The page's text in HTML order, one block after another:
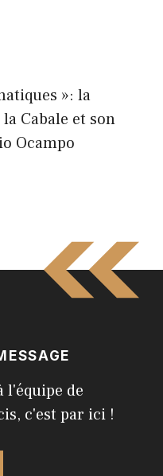
»: la
Cabale et son
Ocampo
l'équipe de
c'est par ici !